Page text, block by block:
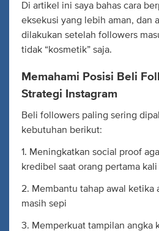
Di artikel ini saya bahas cara
eksekusi yang lebih aman, dan
dilakukan setelah followers
tidak “kosmetik” saja.
Memahami Posisi Beli
Strategi Instagram
Beli followers paling sering
kebutuhan berikut:
1. Meningkatkan social proof
kredibel saat orang pertama
2. Membantu tahap awal ketika
masih sepi
3. Memperkuat tampilan angka